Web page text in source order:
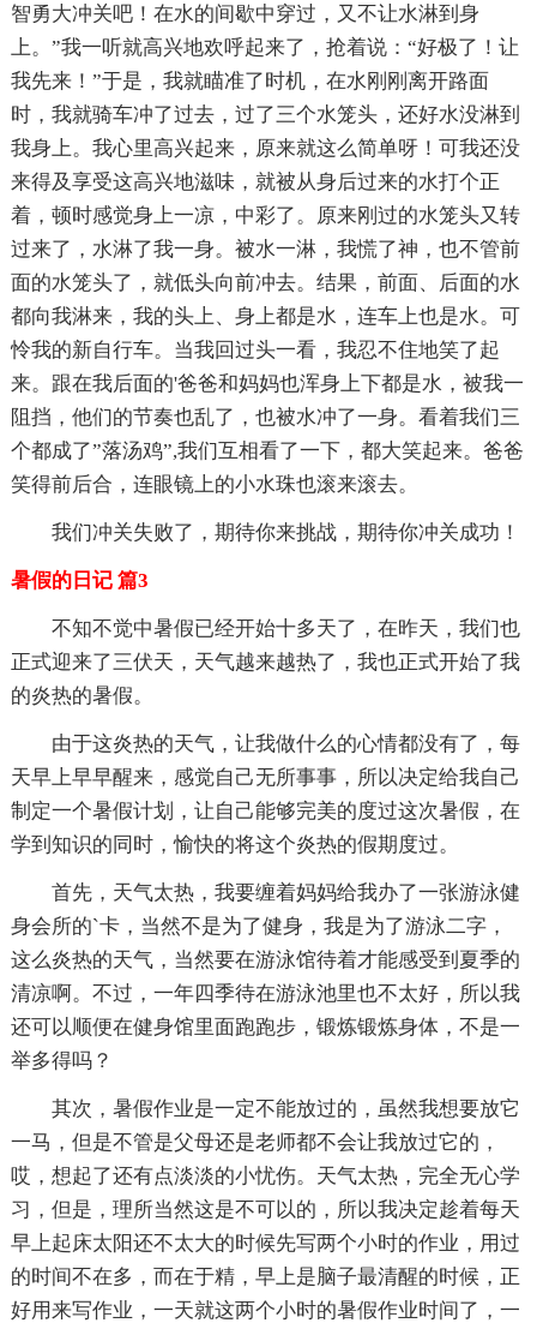
智勇大冲关吧！在水的间歇中穿过，又不让水淋到身
上。”我一听就高兴地欢呼起来了，抢着说：“好极了！让
我先来！”于是，我就瞄准了时机，在水刚刚离开路面
时，我就骑车冲了过去，过了三个水笼头，还好水没淋到
我身上。我心里高兴起来，原来就这么简单呀！可我还没
来得及享受这高兴地滋味，就被从身后过来的水打个正
着，顿时感觉身上一凉，中彩了。原来刚过的水笼头又转
过来了，水淋了我一身。被水一淋，我慌了神，也不管前
面的水笼头了，就低头向前冲去。结果，前面、后面的水
都向我淋来，我的头上、身上都是水，连车上也是水。可
怜我的新自行车。当我回过头一看，我忍不住地笑了起
来。跟在我后面的'爸爸和妈妈也浑身上下都是水，被我一
阻挡，他们的节奏也乱了，也被水冲了一身。看着我们三
个都成了”落汤鸡”,我们互相看了一下，都大笑起来。爸爸
笑得前后合，连眼镜上的小水珠也滚来滚去。
我们冲关失败了，期待你来挑战，期待你冲关成功！
暑假的日记 篇3
不知不觉中暑假已经开始十多天了，在昨天，我们也
正式迎来了三伏天，天气越来越热了，我也正式开始了我
的炎热的暑假。
由于这炎热的天气，让我做什么的心情都没有了，每
天早上早早醒来，感觉自己无所事事，所以决定给我自己
制定一个暑假计划，让自己能够完美的度过这次暑假，在
学到知识的同时，愉快的将这个炎热的假期度过。
首先，天气太热，我要缠着妈妈给我办了一张游泳健
身会所的`卡，当然不是为了健身，我是为了游泳二字，
这么炎热的天气，当然要在游泳馆待着才能感受到夏季的
清凉啊。不过，一年四季待在游泳池里也不太好，所以我
还可以顺便在健身馆里面跑跑步，锻炼锻炼身体，不是一
举多得吗？
其次，暑假作业是一定不能放过的，虽然我想要放它
一马，但是不管是父母还是老师都不会让我放过它的，
哎，想起了还有点淡淡的小忧伤。天气太热，完全无心学
习，但是，理所当然这是不可以的，所以我决定趁着每天
早上起床太阳还不太大的时候先写两个小时的作业，用过
的时间不在多，而在于精，早上是脑子最清醒的时候，正
好用来写作业，一天就这两个小时的暑假作业时间了，一